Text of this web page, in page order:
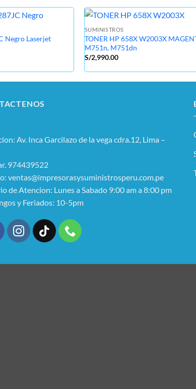
Negro Laserjet
SUMINISTROS
TONER HP 658X W2003X
M751n, M751dn
S/2,990.00
Av. Inca Garcilazo de la vega cdra.12, Lima –
974439522
ventas@impresorasysuministrosperu.com.pe
de Atencion: Lunes a Sabado 9:00 am a 8:00 pm
y Feriados: 10-5pm